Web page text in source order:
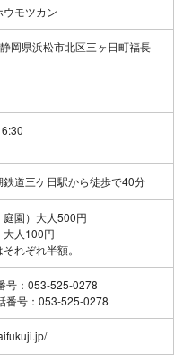
ウモツカン
岡県浜松市北区三ヶ日町福長
鉄道三ケ日駅から徒歩で40分
庭園）大人500円
大人100円
れぞれ半額。
号：053-525-0278
番号：053-525-0278